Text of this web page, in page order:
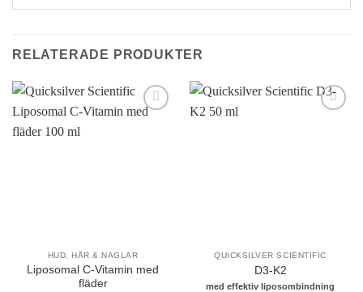
RELATERADE PRODUKTER
HUD, HÅR & NAGLAR
Liposomal C-Vitamin med
fläder
QUICKSILVER SCIENTIFIC
D3-K2
med effektiv liposombindning